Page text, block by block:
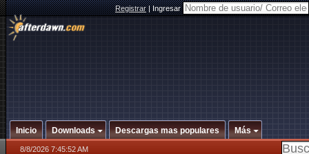
Registrar|Ingresar
Inicio Downloads Descargas mas populares Más
8/8/2026 7:45:52 AM